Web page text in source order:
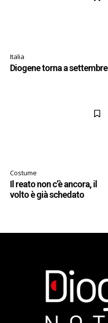
Italia
Diogene torna a settembre
Costume
Il reato non c’è ancora, il
volto è già schedato